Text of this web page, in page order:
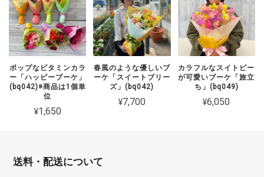
ポップなビタミンカラ
ー「ハッピーブーケ」
(bq042)※商品は1個単
位
¥1,650
春風のような優しいブ
ーケ「スイートブリー
ズ」(bq042)
¥7,700
カラフルなスイトピー
が可愛いブーケ「旅立
ち」(bq049)
¥6,050
送料・配送について